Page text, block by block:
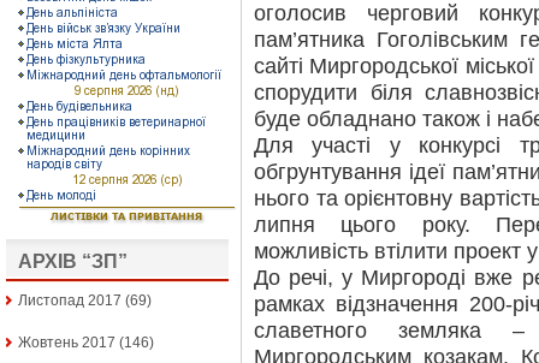
АРХІВ “ЗП”
Листопад 2017 (69)
Жовтень 2017 (146)
оголосив черговий
пам’ятника Гоголівським
сайті Миргородської
спорудити біля
буде обладнано також і
Для участі у конкурсі
обгрунтування ідеї
нього та орієнтовну
липня цього року.
можливість втілити проект
До речі, у Миргороді вже
рамках відзначення 200-
славетного земляка
Миргородським козакам.